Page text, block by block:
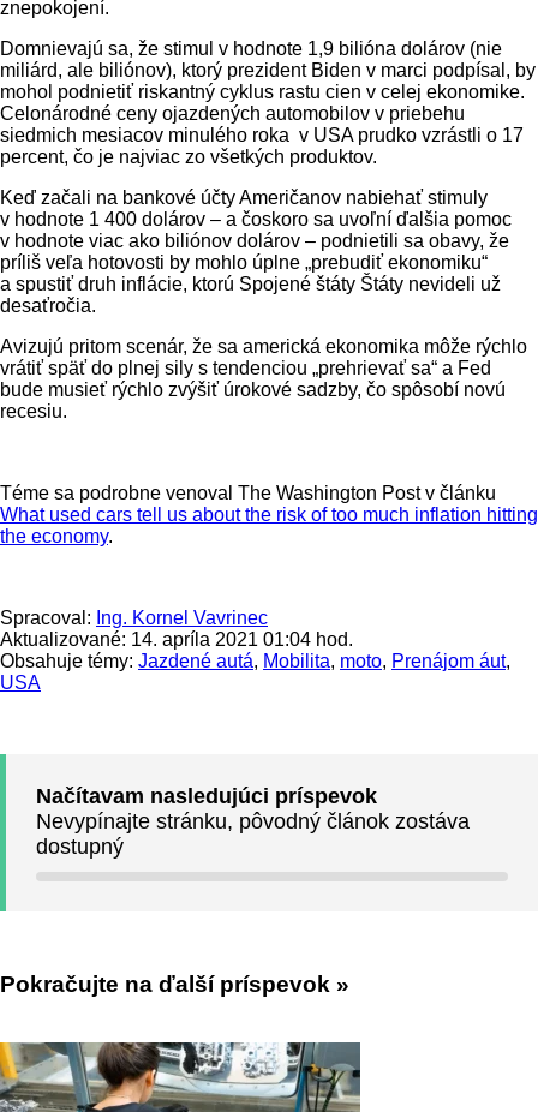
znepokojení.
Domnievajú sa, že stimul v hodnote 1,9 bilióna dolárov (nie
miliárd, ale biliónov), ktorý prezident Biden v marci podpísal, by
mohol podnietiť riskantný cyklus rastu cien v celej ekonomike.
Celonárodné ceny ojazdených automobilov v priebehu
siedmich mesiacov minulého roka v USA prudko vzrástli o 17
percent, čo je najviac zo všetkých produktov.
Keď začali na bankové účty Američanov nabiehať stimuly
v hodnote 1 400 dolárov – a čoskoro sa uvoľní ďalšia pomoc
v hodnote viac ako biliónov dolárov – podnietili sa obavy, že
príliš veľa hotovosti by mohlo úplne „prebudiť ekonomiku“
a spustiť druh inflácie, ktorú Spojené štáty Štáty nevideli už
desaťročia.
Avizujú pritom scenár, že sa americká ekonomika môže rýchlo
vrátiť späť do plnej sily s tendenciou „prehrievať sa“ a Fed
bude musieť rýchlo zvýšiť úrokové sadzby, čo spôsobí novú
recesiu.
Téme sa podrobne venoval The Washington Post v článku
What used cars tell us about the risk of too much inflation hitting
the economy.
Spracoval: Ing. Kornel Vavrinec
Aktualizované: 14. apríla 2021 01:04 hod.
Obsahuje témy: Jazdené autá, Mobilita, moto, Prenájom áut,
USA
Načítavam nasledujúci príspevok
Nevypínajte stránku, pôvodný článok zostáva
dostupný
Pokračujte na ďalší príspevok »